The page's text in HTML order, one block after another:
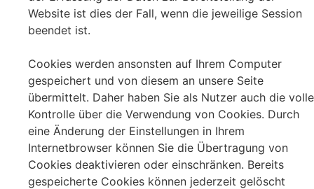
Website ist dies der Fall, wenn die jeweilige Session
beendet ist.
Cookies werden ansonsten auf Ihrem Computer
gespeichert und von diesem an unsere Seite
übermittelt. Daher haben Sie als Nutzer auch die volle
Kontrolle über die Verwendung von Cookies. Durch
eine Änderung der Einstellungen in Ihrem
Internetbrowser können Sie die Übertragung von
Cookies deaktivieren oder einschränken. Bereits
gespeicherte Cookies können jederzeit gelöscht